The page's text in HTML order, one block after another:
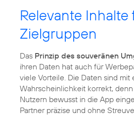
Relevante
Zielgruppen
Das Prinzip des souveränen
ihren Daten hat auch für
viele Vorteile. Die Daten sind mit
Wahrscheinlichkeit korrekt,
Nutzern bewusst in die App
Partner präzise und ohne